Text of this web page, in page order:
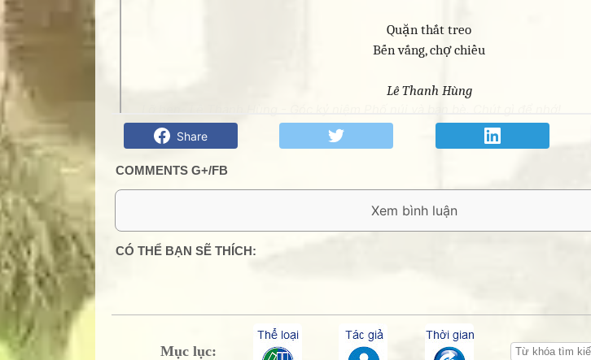
Quặn thắt treo
Bến vắng, chợ chiều
Lê Thanh Hùng
Share
COMMENTS G+/FB
0 Comment:
CÓ THỂ BẠN SẼ THÍCH:
Mục lục: